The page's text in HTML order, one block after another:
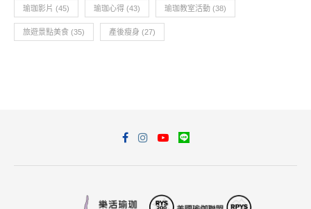
瑜珈影片 (45) 瑜珈心得 (43) 瑜珈教室活動 (38)
旅遊景點美食 (35) 產後瘦身 (27)